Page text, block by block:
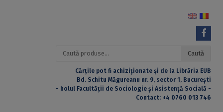
Caută
Caută
Cărțile pot fi achiziționate și de la Librăria EUB
Bd. Schitu Măgureanu nr. 9, sector 1, București
- holul Facultății de Sociologie și Asistență Socială -
Contact: +4 0760 013 746